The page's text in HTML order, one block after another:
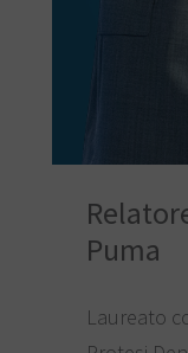
Puma
Laureato